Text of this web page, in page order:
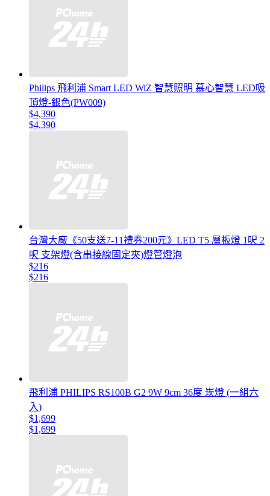
Philips 飛利浦 Smart LED WiZ 智慧照明 慕心智慧 LED吸
頂燈-銀色(PW009)
$4,390
$4,390
台灣大廠《50支送7-11禮券200元》LED T5 層板燈 1呎 2
呎 支架燈(含串接線固定夾)燈管燈泡
$216
$216
飛利浦 PHILIPS RS100B G2 9W 9cm 36度 崁燈 (一組六
入)
$1,699
$1,699